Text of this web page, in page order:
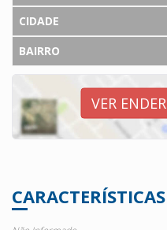
CIDADE
BAIRRO
VER